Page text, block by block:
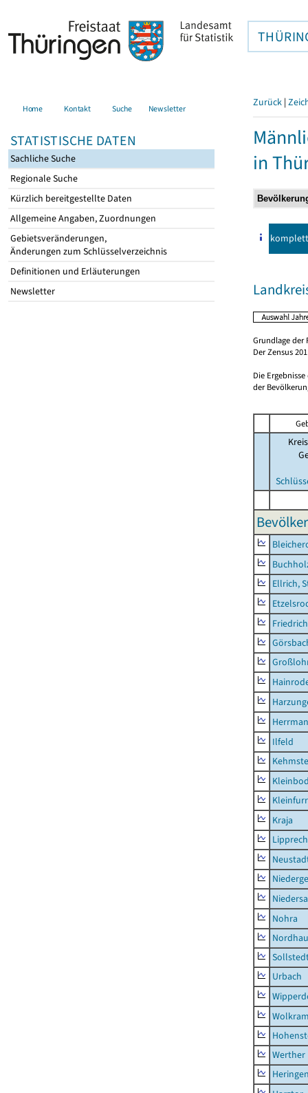
Home Kontakt Suche Newsletter
STATISTISCHE DATEN
Sachliche Suche
Regionale Suche
Kürzlich bereitgestellte Daten
Allgemeine Angaben, Zuordnungen
Gebietsveränderungen,
Änderungen zum Schlüsselverzeichnis
Definitionen und Erläuterungen
Newsletter
Zurück |
in
komplett
Grundlage der
Der Zensus
Die
der
Ellrich,
Ilfeld
Kraja
Nohra
Urbach
Werther